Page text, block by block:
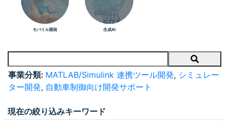
モバイル開発 生成AI
Search
事業分類: MATLAB/Simulink 連携ツール開発, シミュレー
ター開発, 自動車制御向け開発サポート
現在の絞り込みキーワード